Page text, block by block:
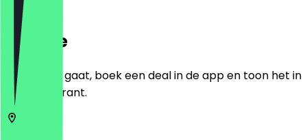
Locatie
Voordat je gaat, boek een deal in de app en toon het in
het restaurant.